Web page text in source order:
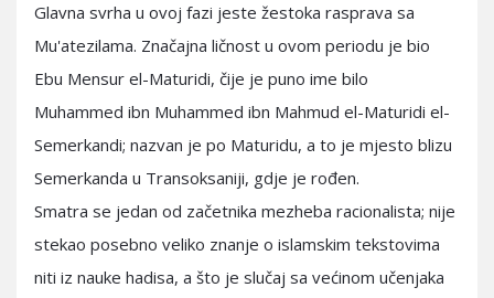
Glavna svrha u ovoj fazi jeste žestoka rasprava sa
Mu'atezilama. Značajna ličnost u ovom periodu je bio
Ebu Mensur el-Maturidi, čije je puno ime bilo
Muhammed ibn Muhammed ibn Mahmud el-Maturidi el-
Semerkandi; nazvan je po Maturidu, a to je mjesto blizu
Semerkanda u Transoksaniji, gdje je rođen.
Smatra se jedan od začetnika mezheba racionalista; nije
stekao posebno veliko znanje o islamskim tekstovima
niti iz nauke hadisa, a što je slučaj sa većinom učenjaka